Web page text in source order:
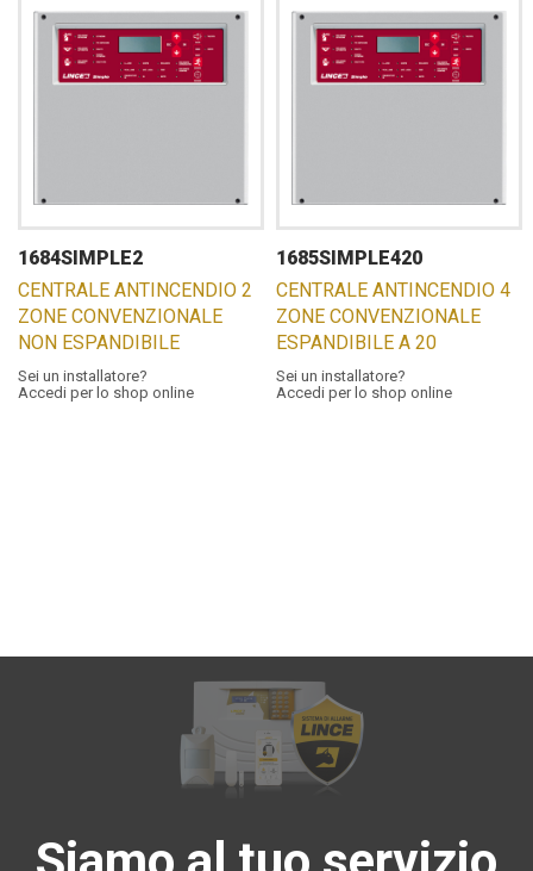
1684SIMPLE2
CENTRALE ANTINCENDIO 2
ZONE CONVENZIONALE
NON ESPANDIBILE
Sei un installatore?
Accedi per lo shop online
1685SIMPLE420
CENTRALE ANTINCENDIO 4
ZONE CONVENZIONALE
ESPANDIBILE A 20
Sei un installatore?
Accedi per lo shop online